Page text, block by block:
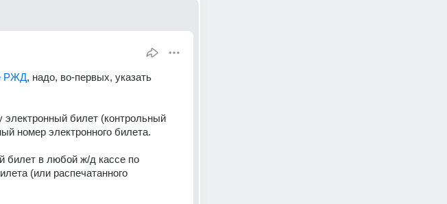
РЖД, надо, во-первых, указать
электронный билет (контрольный
номер электронного билета.
билет в любой ж/д кассе по
(или распечатанного